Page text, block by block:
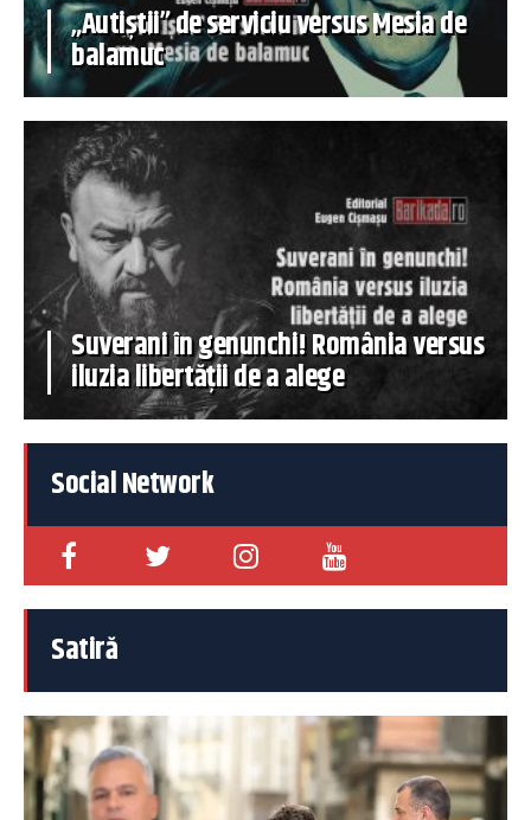
„Autiștii” de serviciu versus Mesia de
balamuc
Suverani în genunchi! România versus
iluzia libertății de a alege
Social Network
Satiră